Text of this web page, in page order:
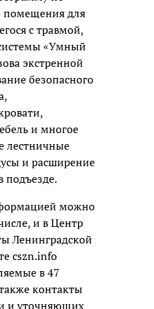
помещения для
с травмой,
«Умный
экстренной
безопасного
и многое
лестничные
и расширение
подъезде.
можно
и в Центр
Ленинградской
cszn.info
в 47
контакты
и уточняющих